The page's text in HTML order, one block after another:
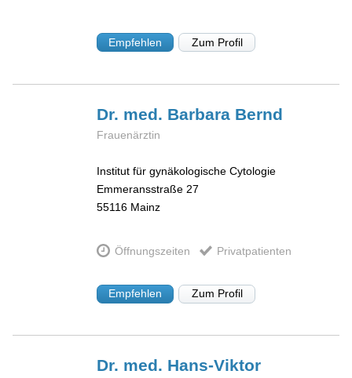
Empfehlen Zum Profil
Dr. med. Barbara Bernd
Frauenärztin
Institut für gynäkologische Cytologie
Emmeransstraße 27
55116 Mainz
Öffnungszeiten Privatpatienten
Empfehlen Zum Profil
Dr. med. Hans-Viktor